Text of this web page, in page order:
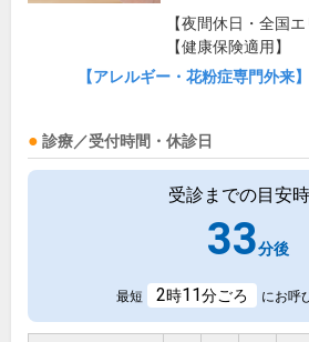
【夜間休日・全国エ
【健康保険適用】
【アレルギー・花粉症専門外来
診療／受付時間・休診日
受診までの目安
33分後
最短 2時11分ごろ にお呼